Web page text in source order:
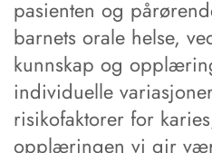
pasienten og
barnets orale helse,
kunnskap og
individuelle
risikofaktorer for
opplæringen vi gir